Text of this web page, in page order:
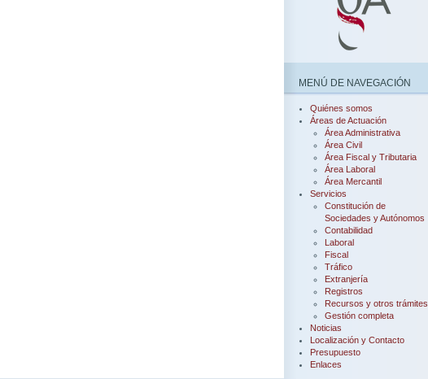
MENÚ DE NAVEGACIÓN
Quiénes somos
Áreas de Actuación
Área Administrativa
Área Civil
Área Fiscal y Tributaria
Área Laboral
Área Mercantil
Servicios
Constitución de
Sociedades y Autónomos
Contabilidad
Laboral
Fiscal
Tráfico
Extranjería
Registros
Recursos y otros trámites
Gestión completa
Noticias
Localización y Contacto
Presupuesto
Enlaces